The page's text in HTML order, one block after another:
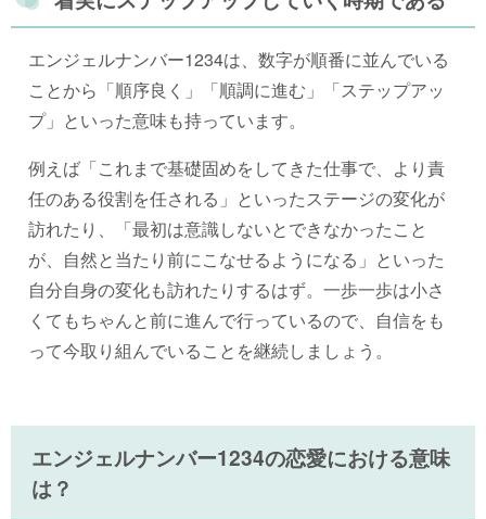
エンジェルナンバー1234は、数字が順番に並んでいる
ことから「順序良く」「順調に進む」「ステップアッ
プ」といった意味も持っています。
例えば「これまで基礎固めをしてきた仕事で、より責
任のある役割を任される」といったステージの変化が
訪れたり、「最初は意識しないとできなかったこと
が、自然と当たり前にこなせるようになる」といった
自分自身の変化も訪れたりするはず。一歩一歩は小さ
くてもちゃんと前に進んで行っているので、自信をも
って今取り組んでいることを継続しましょう。
エンジェルナンバー1234の恋愛における意味
は？